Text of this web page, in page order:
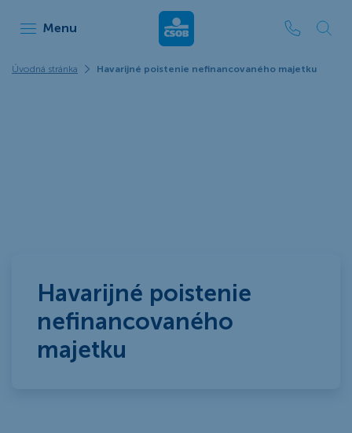
Menu ČSOB Leasing
Úvodná stránka Havarijné poistenie nefinancovaného majetku
Havarijné poistenie
nefinancovaného
majetku